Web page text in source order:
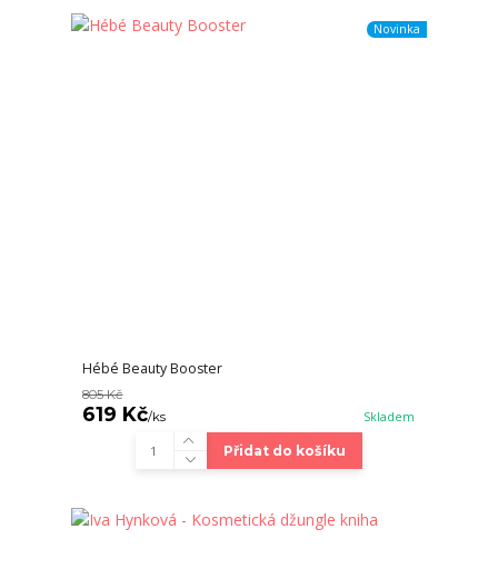
Novinka
Hébé Beauty Booster
805 Kč
619 Kč/ks Skladem
Přidat do košíku